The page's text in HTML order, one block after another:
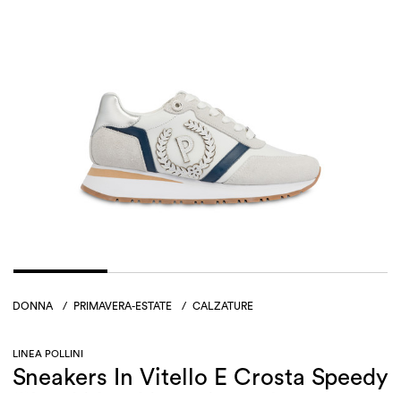
DONNA / PRIMAVERA-ESTATE / CALZATURE
LINEA POLLINI
Sneakers In Vitello E Crosta Speedy